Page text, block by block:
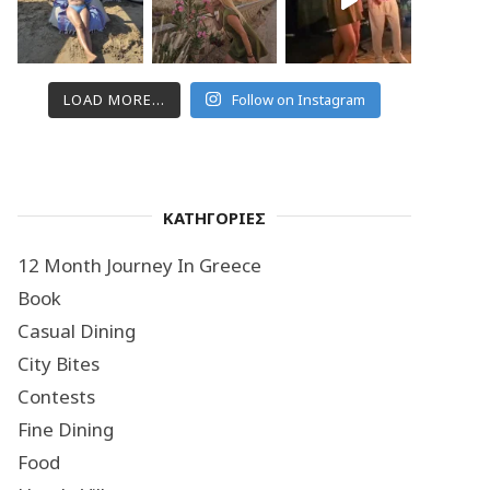
LOAD MORE... Follow on Instagram
ΚΑΤΗΓΟΡΙΕΣ
12 Month Journey In Greece
Book
Casual Dining
City Bites
Contests
Fine Dining
Food